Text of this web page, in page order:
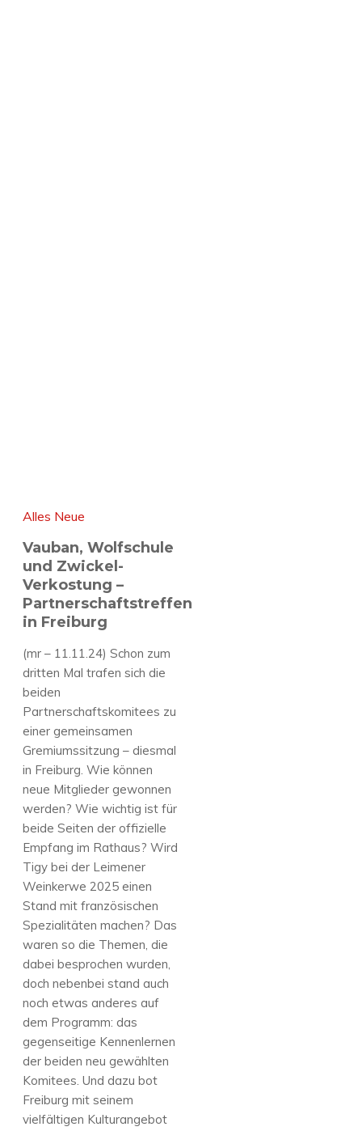
Alles Neue
Vauban, Wolfschule
und Zwickel-
Verkostung –
Partnerschaftstreffen
in Freiburg
(mr – 11.11.24) Schon zum
dritten Mal trafen sich die
beiden
Partnerschaftskomitees zu
einer gemeinsamen
Gremiumssitzung – diesmal
in Freiburg. Wie können
neue Mitglieder gewonnen
werden? Wie wichtig ist für
beide Seiten der offizielle
Empfang im Rathaus? Wird
Tigy bei der Leimener
Weinkerwe 2025 einen
Stand mit französischen
Spezialitäten machen? Das
waren so die Themen, die
dabei besprochen wurden,
doch nebenbei stand auch
noch etwas anderes auf
dem Programm: das
gegenseitige Kennenlernen
der beiden neu gewählten
Komitees. Und dazu bot
Freiburg mit seinem
vielfältigen Kulturangebot